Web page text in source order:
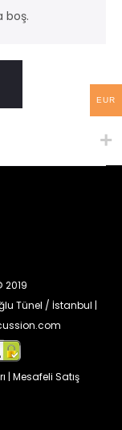
boş.
Tünel / İstanbul |
| Mesafeli Satış
EUR